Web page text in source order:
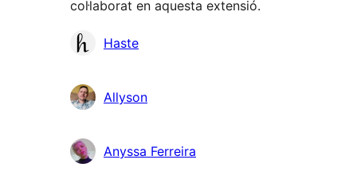
col·laborat en aquesta extensió.
Col·laboradors
Haste
Allyson
Anyssa Ferreira